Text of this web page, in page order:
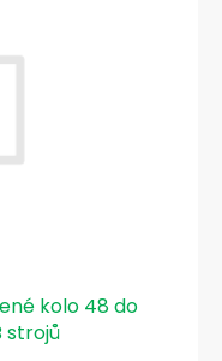
kolo 48 do
strojů